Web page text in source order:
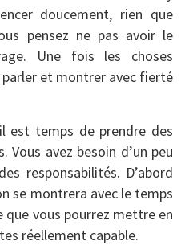
doucement, rien que
pensez ne pas avoir le
Une fois les choses
et montrer avec fierté
est temps de prendre des
avez besoin d’un peu
responsabilités. D’abord
se montrera avec le temps
vous pourrez mettre en
réellement capable.